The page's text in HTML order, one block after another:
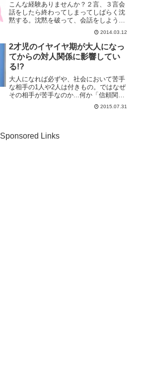
こんな経験ありませんか？２言、３言会
話をしたら終わってしまってしばらく沈
黙する。沈黙を破って、会話をしようと
しても、また１、２分後には沈黙してい
る。デートなんかのカフェでの休憩でず
っと黙っていて、逆に気を使って休憩に
なっていないなんてことあ...
2014.03.12
2才児のイヤイヤ期が大人になっ
てからの対人関係に影響してい
る!?
大人になれば必ずや、社会において苦手
な相手の1人や2人は付きもの。ではなぜ
その相手が苦手なのか...何か「信頼関
係」がイマイチ築けていない気がするか
ら、何となくそんな感じなんじゃないで
2015.07.31
Sponsored Links